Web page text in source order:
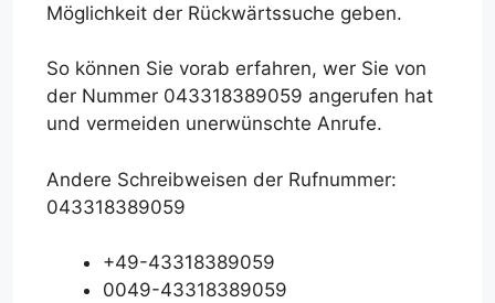
Möglichkeit der Rückwärtssuche geben.
So können Sie vorab erfahren, wer Sie von
der Nummer 043318389059 angerufen hat
und vermeiden unerwünschte Anrufe.
Andere Schreibweisen der Rufnummer:
043318389059
+49-43318389059
0049-43318389059